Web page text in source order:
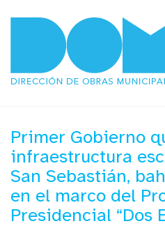
Primer Gobierno
infraestructura
San Sebastián,
en el marco del
Presidencial “Dos